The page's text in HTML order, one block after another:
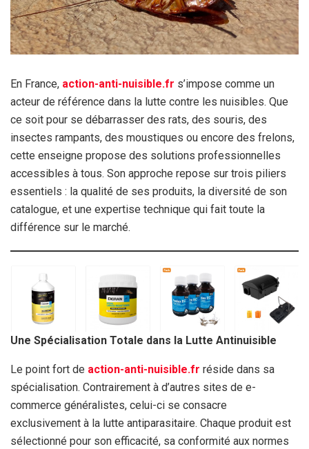
En France, action-anti-nuisible.fr s’impose comme un
acteur de référence dans la lutte contre les nuisibles. Que
ce soit pour se débarrasser des rats, des souris, des
insectes rampants, des moustiques ou encore des frelons,
cette enseigne propose des solutions professionnelles
accessibles à tous. Son approche repose sur trois piliers
essentiels : la qualité de ses produits, la diversité de son
catalogue, et une expertise technique qui fait toute la
différence sur le marché.
Une Spécialisation Totale dans la Lutte Antinuisible
Le point fort de action-anti-nuisible.fr réside dans sa
spécialisation. Contrairement à d’autres sites de e-
commerce généralistes, celui-ci se consacre
exclusivement à la lutte antiparasitaire. Chaque produit est
sélectionné pour son efficacité, sa conformité aux normes